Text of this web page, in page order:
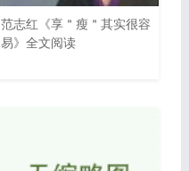
范志红《享＂瘦＂其实很容
易》全文阅读